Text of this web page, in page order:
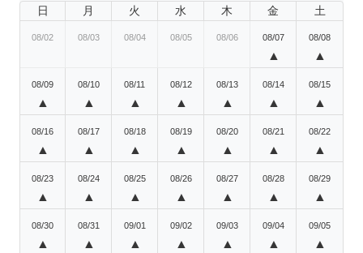
日 月 火 水 木 金 土
08/02 08/03 08/04 08/05 08/06 08/07
▲
08/08
▲
08/09
▲
08/10
▲
08/11
▲
08/12
▲
08/13
▲
08/14
▲
08/15
▲
08/16
▲
08/17
▲
08/18
▲
08/19
▲
08/20
▲
08/21
▲
08/22
▲
08/23
▲
08/24
▲
08/25
▲
08/26
▲
08/27
▲
08/28
▲
08/29
▲
08/30
▲
08/31
▲
09/01
▲
09/02
▲
09/03
▲
09/04
▲
09/05
▲